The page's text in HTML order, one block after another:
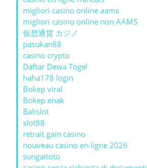
migliori casino online aams
migliori casino online non AAMS
仮想通貨 カジノ
pasukan88
casino crypto
Daftar Dewa Togel
haha178 login
Bokep viral
Bokep enak
Balislot
slot88
retrait gain casino
nouveau casino en ligne 2026
sungaitoto